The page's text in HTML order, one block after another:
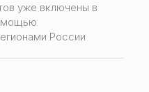
уже включены в
России